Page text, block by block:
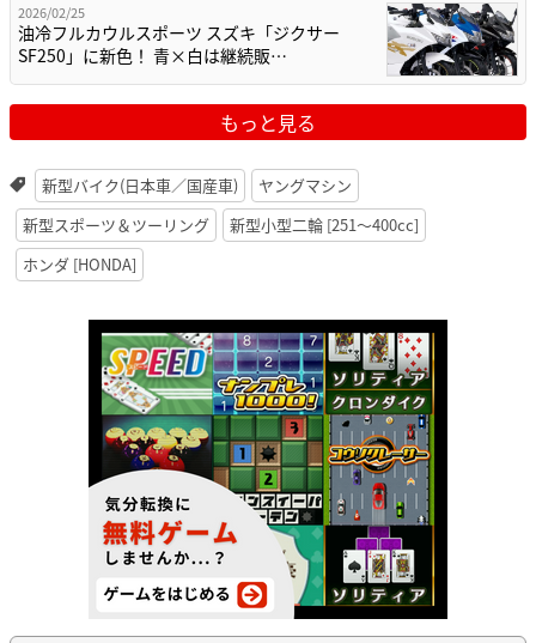
2026/02/25
油冷フルカウルスポーツ スズキ「ジクサー
SF250」に新色！ 青×白は継続販…
もっと見る
新型バイク(日本車／国産車)
ヤングマシン
新型スポーツ＆ツーリング
新型小型二輪 [251〜400cc]
ホンダ [HONDA]